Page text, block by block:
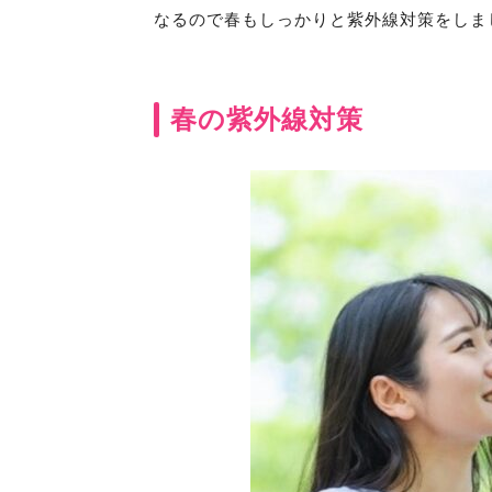
なるので春もしっかりと紫外線対策をし
春の紫外線対策